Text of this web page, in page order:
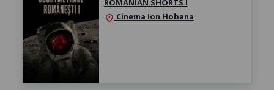
ROMANIAN SHORTS I
location_on Cinema Ion Hobana